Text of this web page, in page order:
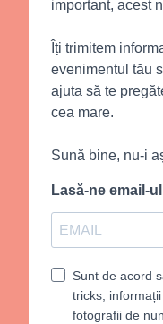
important, acest
Îți trimitem
evenimentul tău
ajuta să te
cea mare.
Sună bine, nu-i
Lasă-ne email-
Sunt de acord
tricks,
fotografii de